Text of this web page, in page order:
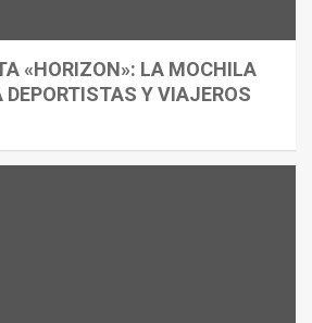
«HORIZON»: LA MOCHILA
DEPORTISTAS Y VIAJEROS